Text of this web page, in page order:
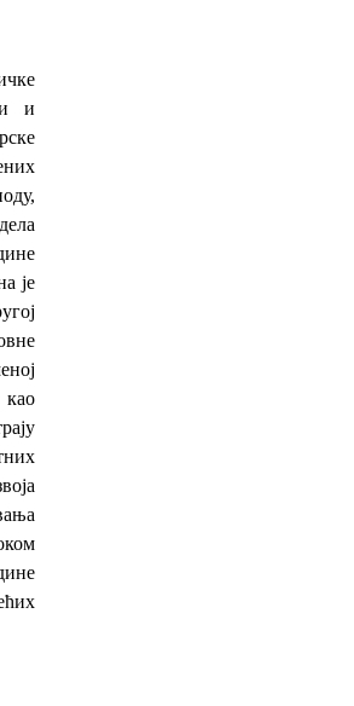
и
је
као